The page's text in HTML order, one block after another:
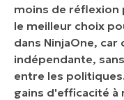
moins de réflexion
le meilleur choix
dans NinjaOne,
indépendante,
entre les
gains d'efficacité à